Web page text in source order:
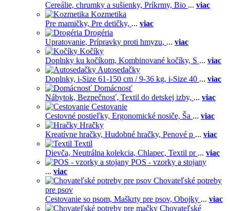
Cereálie, chrumky a sušienky, Príkrmy, Bio ... viac
Kozmetika
Pre mamičky, Pre detičky, ... viac
Drogéria
Upratovanie, Prípravky proti hmyzu, ... viac
Kočíky
Doplnky ku kočíkom, Kombinované kočíky, S ... viac
Autosedačky
Doplnky, i-Size 61-150 cm / 9-36 kg, i-Size 40 ... viac
Domácnosť
Nábytok, Bezpečnosť, Textil do detskej izby, ... viac
Cestovanie
Cestovné postieľky, Ergonomické nosiče, Ša ... viac
Hračky
Kreatívne hračky, Hudobné hračky, Penové p ... viac
Textil
Dievča, Neutrálna kolekcia, Chlapec, Textil pr ... viac
POS - vzorky a stojany
... viac
Chovateľské potreby
pre psov
Cestovanie so psom, Maškrty pre psov, Obojky ... viac
Chovateľské